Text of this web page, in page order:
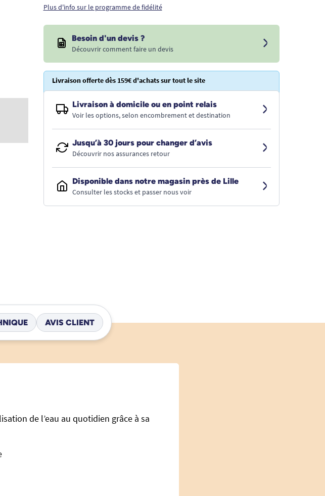
Plus d'info sur le programme de fidélité
Besoin d'un devis ?
Découvrir comment faire un devis
Livraison offerte dès 159€ d'achats sur tout le site
Livraison à domicile ou en point relais
Voir les options, selon encombrement et destination
Jusqu’à 30 jours pour changer d’avis
Découvrir nos assurances retour
Disponible dans notre magasin près de Lille
Consulter les stocks et passer nous voir
AVIS CLIENT
de l’eau au quotidien grâce à sa